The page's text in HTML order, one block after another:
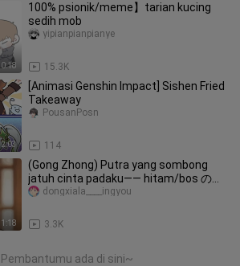
0:18
100% psionik/meme】tarian kucing
sedih mob
15.3K
yipianpianpianye
2:03
[Animasi Genshin Impact] Sishen Fried
Takeaway
114
PousanPosn
1:18
(Gong Zhong) Putra yang sombong
jatuh cinta padaku—— hitam/bos の
cinta rahasia dua arah
3.3K
dongxiala____ingyou
Pembantumu ada di sini~